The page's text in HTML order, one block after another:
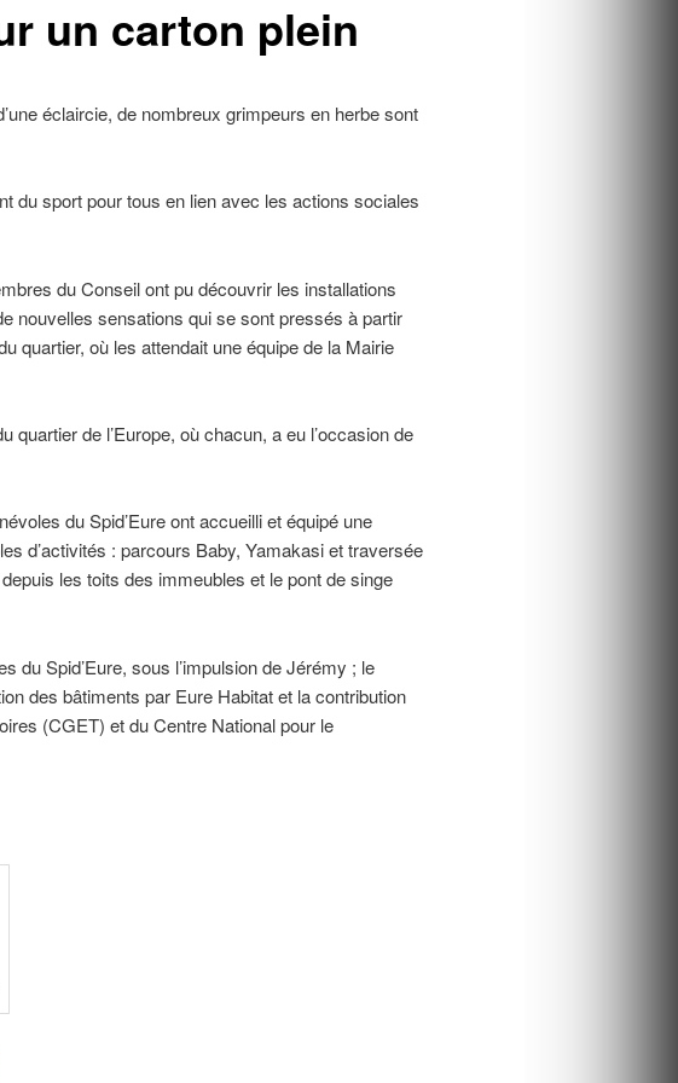
un carton plein
éclaircie, de nombreux grimpeurs en herbe sont
du sport pour tous en lien avec les actions sociales
du Conseil ont pu découvrir les installations
nouvelles sensations qui se sont pressés à partir
quartier, où les attendait une équipe de la Mairie
de l’Europe, où chacun, a eu l’occasion de
du Spid’Eure ont accueilli et équipé une
d’activités : parcours Baby, Yamakasi et traversée
les toits des immeubles et le pont de singe
du Spid’Eure, sous l’impulsion de Jérémy ; le
des bâtiments par Eure Habitat et la contribution
(CGET) et du Centre National pour le